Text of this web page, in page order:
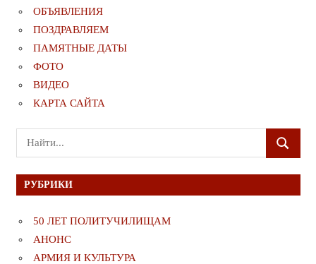
ОБЪЯВЛЕНИЯ
ПОЗДРАВЛЯЕМ
ПАМЯТНЫЕ ДАТЫ
ФОТО
ВИДЕО
КАРТА САЙТА
Поиск
для:
ПОИСК
РУБРИКИ
50 ЛЕТ ПОЛИТУЧИЛИЩАМ
АНОНС
АРМИЯ И КУЛЬТУРА